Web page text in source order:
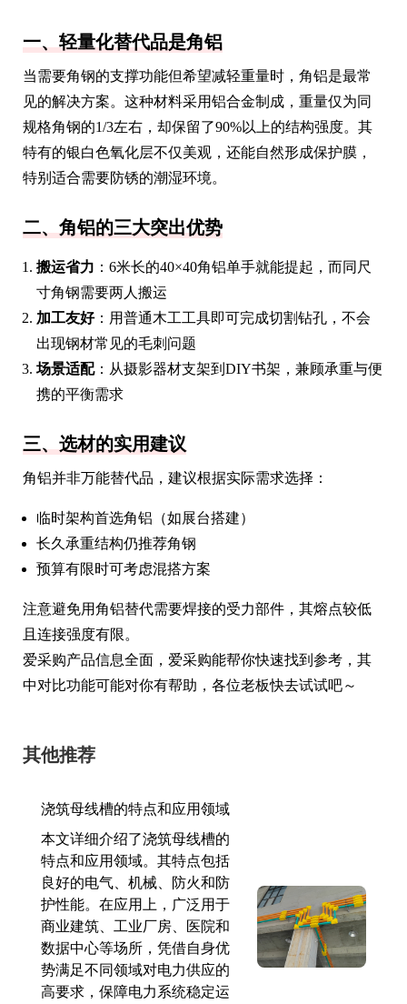
一、轻量化替代品是角铝
当需要角钢的支撑功能但希望减轻重量时，角铝是最常
见的解决方案。这种材料采用铝合金制成，重量仅为同
规格角钢的1/3左右，却保留了90%以上的结构强度。其
特有的银白色氧化层不仅美观，还能自然形成保护膜，
特别适合需要防锈的潮湿环境。
二、角铝的三大突出优势
搬运省力 ：6米长的40×40角铝单手就能提起，而同尺
寸角钢需要两人搬运
加工友好：用普通木工工具即可完成切割钻孔，不会
出现钢材常见的毛刺问题
场景适配：从摄影器材支架到DIY书架，兼顾承重与便
携的平衡需求
三、选材的实用建议
角铝并非万能替代品，建议根据实际需求选择：
临时架构首选角铝（如展台搭建）
长久承重结构仍推荐角钢
预算有限时可考虑混搭方案
注意避免用角铝替代需要焊接的受力部件，其熔点较低
且连接强度有限。
爱采购产品信息全面，爱采购能帮你快速找到参考，其
中对比功能可能对你有帮助，各位老板快去试试吧～
其他推荐
浇筑母线槽的特点和应用领域
本文详细介绍了浇筑母线槽的
特点和应用领域。其特点包括
良好的电气、机械、防火和防
护性能。在应用上，广泛用于
商业建筑、工业厂房、医院和
数据中心等场所，凭借自身优
势满足不同领域对电力供应的
高要求，保障电力系统稳定运